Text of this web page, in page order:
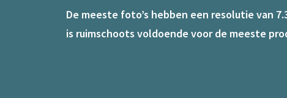
De meeste foto’s hebben een resolutie van
is ruimschoots voldoende voor de meeste